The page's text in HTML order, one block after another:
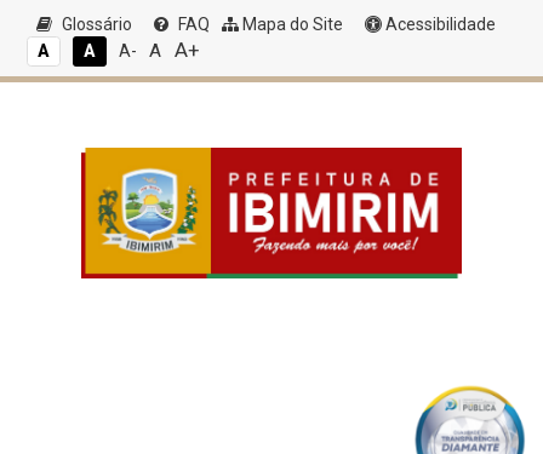
Glossário FAQ Mapa do Site
Acessibilidade
A
A A- A A+